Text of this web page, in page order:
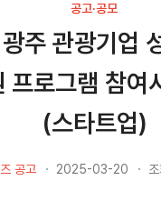
공고·공모
주 관광기업
프로그램 참여
(스타트업)
공고 2025-03-20